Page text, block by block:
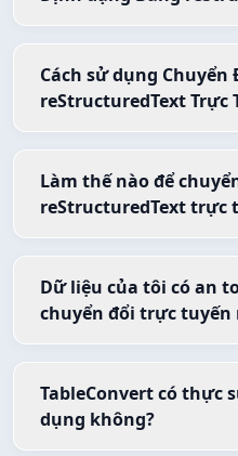
Cách sử dụng Chuyển
reStructuredText Trực
Làm thế nào để
reStructuredText trực
Dữ liệu của tôi có an
chuyển đổi trực tuyến
TableConvert có thực
dụng không?